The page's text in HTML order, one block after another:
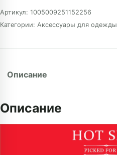
Артикул: 1005009251152256
Категории: Аксессуары для одежды
Описание
Описание